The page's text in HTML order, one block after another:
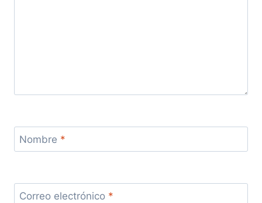
Nombre *
Correo electrónico *